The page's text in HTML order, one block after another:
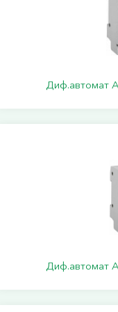
Диф.автомат
Диф.автомат